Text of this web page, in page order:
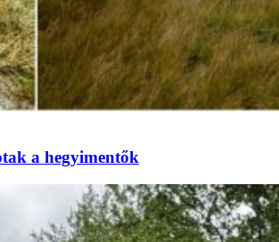
a hegyimentők